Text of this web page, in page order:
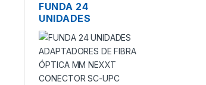
FUNDA 24
UNIDADES
ADAPTADORES DE
FIBRA ÓPTICA MM
NEXXT CONECTOR
SC-UPC SIMPLEX